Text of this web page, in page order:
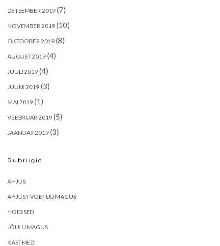
DETSEMBER 2019 (7)
NOVEMBER 2019 (10)
OKTOOBER 2019 (8)
AUGUST 2019 (4)
JUULI 2019 (4)
JUUNI 2019 (3)
MAI 2019 (1)
VEEBRUAR 2019 (5)
JAANUAR 2019 (3)
Rubriigid
AHJUS
AHJUST VÕETUD MAGUS
HOIDISED
JÕULUMAGUS
KASTMED